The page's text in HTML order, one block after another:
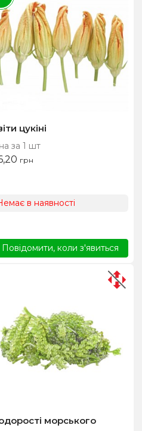
цукіні
за 1 шт
грн
в наявності
Повідомити, коли з'явиться
морського